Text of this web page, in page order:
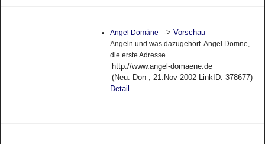
Angel Domäne -> Vorschau
Angeln und was dazugehört. Angel Domne,
die erste Adresse.
http://www.angel-domaene.de
(Neu: Don , 21.Nov 2002 LinkID: 378677)
Detail